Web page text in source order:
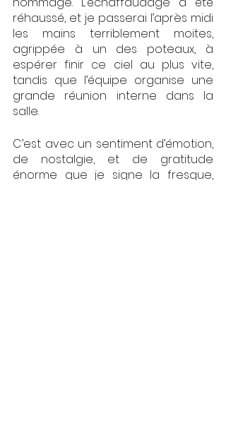
réhaussé, et je passerai l’après midi
les mains terriblement moites,
agrippée à un des poteaux, à
espérer finir ce ciel au plus vite,
tandis que l’équipe organise une
grande réunion interne dans la
salle.
C’est avec un sentiment d’émotion,
de nostalgie, et de gratitude
énorme que je signe la fresque,